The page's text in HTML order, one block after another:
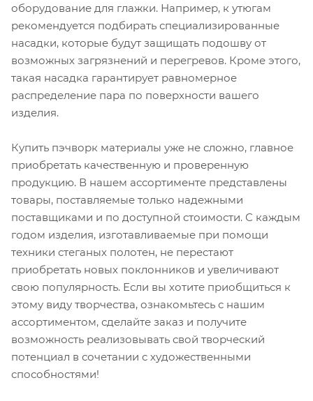
оборудование для глажки. Например, к утюгам
рекомендуется подбирать специализированные
насадки, которые будут защищать подошву от
возможных загрязнений и перегревов. Кроме этого,
такая насадка гарантирует равномерное
распределение пара по поверхности вашего
изделия.
Купить пэчворк материалы уже не сложно, главное
приобретать качественную и проверенную
продукцию. В нашем ассортименте представлены
товары, поставляемые только надежными
поставщиками и по доступной стоимости. С каждым
годом изделия, изготавливаемые при помощи
техники стеганых полотен, не перестают
приобретать новых поклонников и увеличивают
свою популярность. Если вы хотите приобщиться к
этому виду творчества, ознакомьтесь с нашим
ассортиментом, сделайте заказ и получите
возможность реализовывать свой творческий
потенциал в сочетании с художественными
способностями!